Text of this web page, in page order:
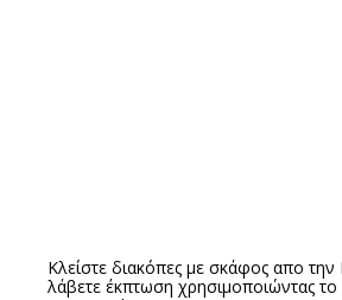
Κλείστε διακόπες με σκάφος απο την
λάβετε έκπτωση χρησιμοποιώντας το